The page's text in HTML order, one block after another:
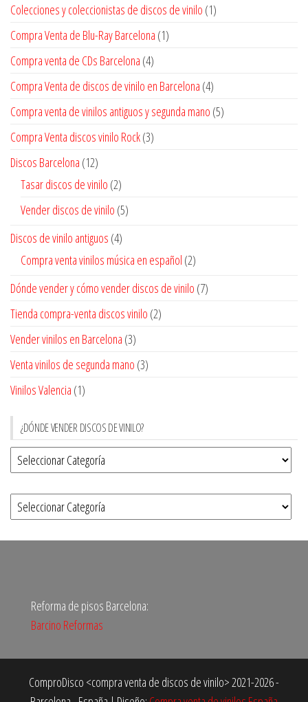
Colecciones y coleccionistas de discos de vinilo (1)
Compra Venta de Blu-Ray Barcelona (1)
Compra venta de CDs Barcelona (4)
Compra Venta de discos de vinilo en Barcelona (4)
Compra venta de vinilos antiguos y segunda mano (5)
Compra Venta discos vinilo Rock(3)
Discos Barcelona (12)
Tasar discos de vinilo (2)
Vender discos de vinilo (5)
Discos de vinilo antiguos (4)
Compra venta vinilos música en español (2)
Dónde vender y cómo vender discos de vinilo (7)
Tienda compra-venta discos vinilo (2)
Vender vinilos en Barcelona (3)
Venta vinilos de segunda mano (3)
Vinilos Valencia (1)
¿DÓNDE VENDER DISCOS DE VINILO?
Reforma de pisos Barcelona:
Barcino Reformas
ComproDisco <compra venta de discos de vinilo> 2021-2026 -